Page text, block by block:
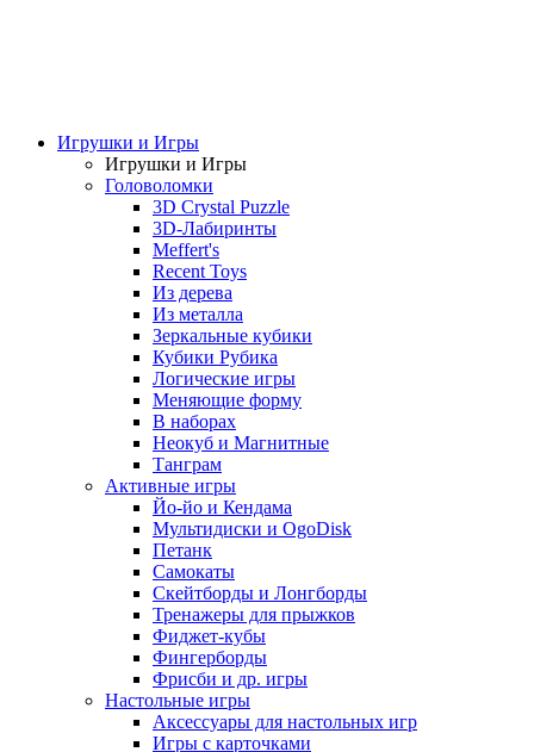
Игрушки и Игры
Игрушки и Игры
Головоломки
3D Crystal Puzzle
3D-Лабиринты
Meffert's
Recent Toys
Из дерева
Из металла
Зеркальные кубики
Кубики Рубика
Логические игры
Меняющие форму
В наборах
Неокуб и Магнитные
Танграм
Активные игры
Йо-йо и Кендама
Мультидиски и OgoDisk
Петанк
Самокаты
Скейтборды и Лонгборды
Тренажеры для прыжков
Фиджет-кубы
Фингерборды
Фрисби и др. игры
Настольные игры
Аксессуары для настольных игр
Игры с карточками